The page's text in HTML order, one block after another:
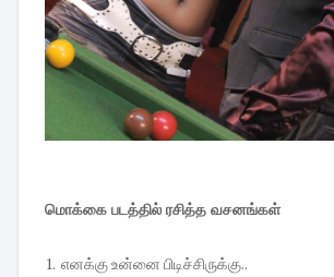
மொக்கை படத்தில் ரசித்த வசனங்கள்
1. எனக்கு உன்னை பிடிச்சிருக்கு..